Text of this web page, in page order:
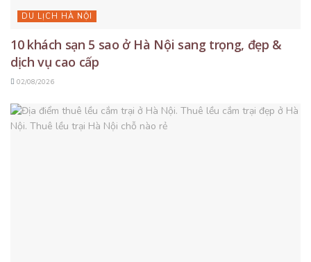
DU LỊCH HÀ NỘI
10 khách sạn 5 sao ở Hà Nội sang trọng, đẹp &
dịch vụ cao cấp
02/08/2026